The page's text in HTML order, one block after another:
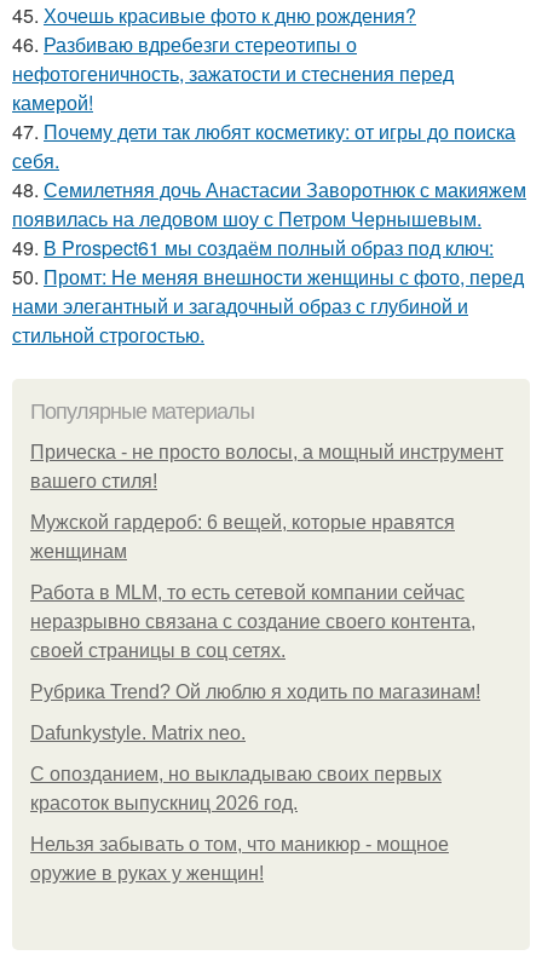
45. Хочешь красивые фото к дню рождения?
46. Разбиваю вдребезги стереотипы о
нефотогеничность, зажатости и стеснения перед
камерой!
47. Почему дети так любят косметику: от игры до поиска
себя.
48. Семилетняя дочь Анастасии Заворотнюк с макияжем
появилась на ледовом шоу с Петром Чернышевым.
49. В Prospect61 мы создаём полный образ под ключ:
50. Промт: Не меняя внешности женщины с фото, перед
нами элегантный и загадочный образ с глубиной и
стильной строгостью.
Популярные материалы
Прическа - не просто волосы, а мощный инструмент
вашего стиля!
Мужской гардероб: 6 вещей, которые нравятся
женщинам
Работа в MLM, то есть сетевой компании сейчас
неразрывно связана с создание своего контента,
своей страницы в соц сетях.
Рубрика Trend? Ой люблю я ходить по магазинам!
Dafunkystyle. Matrix neo.
С опозданием, но выкладываю своих первых
красоток выпускниц 2026 год.
Нельзя забывать о том, что маникюр - мощное
оружие в руках у женщин!